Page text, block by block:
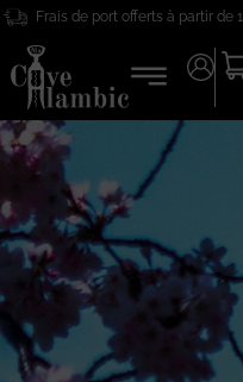
Frais de port offerts à partir de